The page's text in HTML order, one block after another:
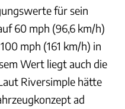
für sein
60 mph (96,6 km/h)
mph (161 km/h) in
Wert liegt auch die
Riversimple hätte
ad